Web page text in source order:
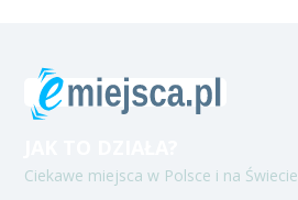
Ciekawe miejsca w Polsce i na Świecie